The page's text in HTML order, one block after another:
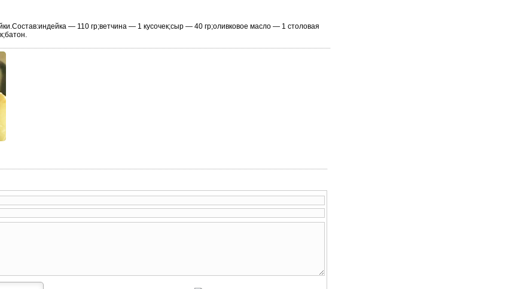
— 110 гр;ветчина — 1 кусочек;сыр — 40 гр;оливковое масло — 1 столовая